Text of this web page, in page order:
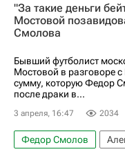
"За такие деньги
Мостовой
Смолова
Бывший футболист
Мостовой в разговоре
сумму, которую Федор
после драки в...
3 апреля, 16:47 2034
Федор Смолов